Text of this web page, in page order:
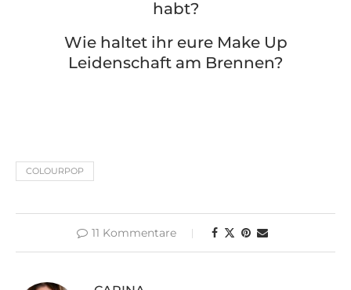
habt?
Wie haltet ihr eure Make Up
Leidenschaft am Brennen?
COLOURPOP
11 Kommentare